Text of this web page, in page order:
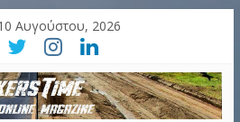
Αυγούστου, 2026